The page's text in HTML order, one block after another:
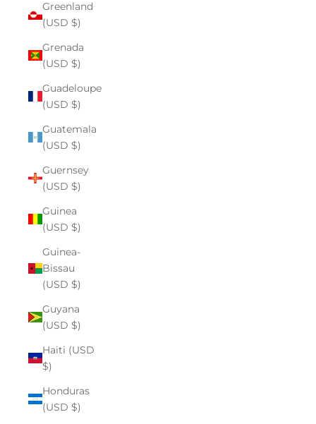
Greenland
(USD $)
Grenada
(USD $)
Guadeloupe
(USD $)
Guatemala
(USD $)
Guernsey
(USD $)
Guinea
(USD $)
Guinea-
Bissau
(USD $)
Guyana
(USD $)
Haiti (USD
$)
Honduras
(USD $)